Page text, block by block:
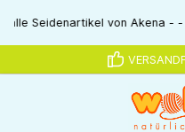
springen von Akena - - ❤